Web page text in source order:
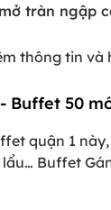
tràn ngập
thông tin và
Buffet 50
quận 1
Buffet